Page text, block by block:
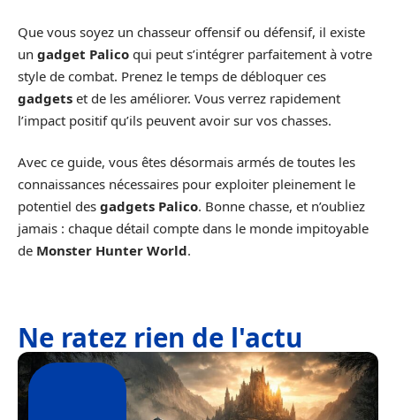
Que vous soyez un chasseur offensif ou défensif, il existe
un gadget Palico qui peut s’intégrer parfaitement à votre
style de combat. Prenez le temps de débloquer ces
gadgets et de les améliorer. Vous verrez rapidement
l’impact positif qu’ils peuvent avoir sur vos chasses.
Avec ce guide, vous êtes désormais armés de toutes les
connaissances nécessaires pour exploiter pleinement le
potentiel des gadgets Palico. Bonne chasse, et n’oubliez
jamais : chaque détail compte dans le monde impitoyable
de Monster Hunter World.
Ne ratez rien de l'actu